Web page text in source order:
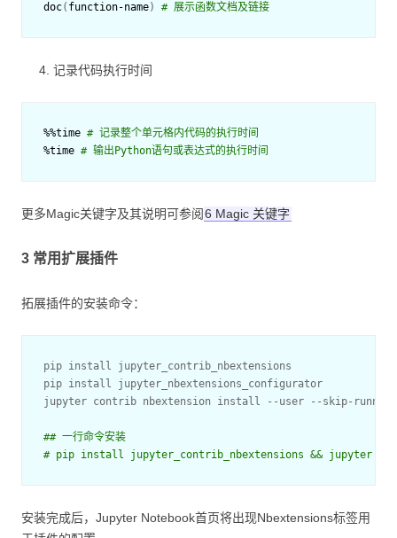
doc( function-name) # 展示函数文档及链接
记录代码执行时间
%%time # 记录整个单元格内代码的执行时间
%time # 输出Python语句或表达式的执行时间
更多Magic关键字及其说明可参阅 6 Magic 关键字
3 常用扩展插件
拓展插件的安装命令：
pip install jupyter_contrib_nbextensions
pip install jupyter_nbextensions_configurator
jupyter contrib nbextension install --user --skip-
## 一行命令安装
# pip install jupyter_contrib_nbextensions && jupyter
安装完成后，Jupyter Notebook首页将出现Nbextensions标签用